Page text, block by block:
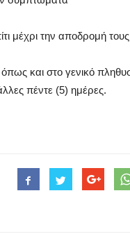
μέχρι την αποδρομή
και στο γενικό
πέντε (5) ημέρες.